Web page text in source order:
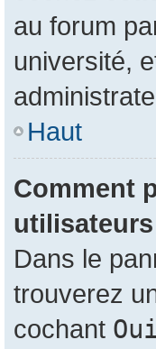
au forum
université,
Haut
Comment
Dans le
trouverez
cochant